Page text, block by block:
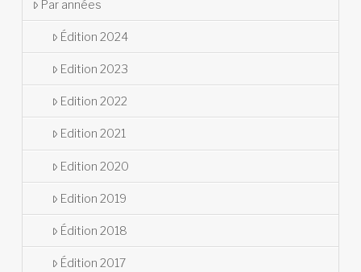
Par années
Édition 2024
Edition 2023
Edition 2022
Edition 2021
Edition 2020
Edition 2019
Édition 2018
Édition 2017